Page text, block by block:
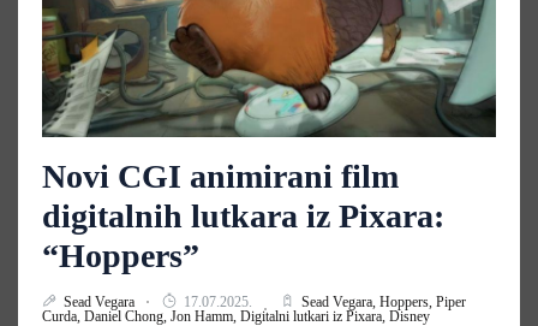
Novi CGI animirani film
digitalnih lutkara iz Pixara:
“Hoppers”
Sead Vegara 17.07.2025. Sead Vegara, Hoppers, Piper
Curda, Daniel Chong, Jon Hamm, Digitalni lutkari iz Pixara, Disney